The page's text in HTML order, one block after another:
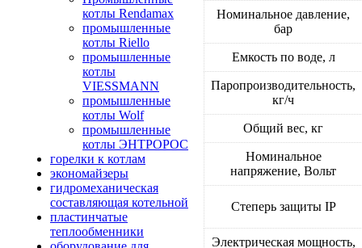
котлы Rendamax
промышленные
котлы Riello
промышленные
котлы
VIESSMANN
промышленные
котлы Wolf
промышленные
котлы ЭНТРОРОС
горелки к котлам
экономайзеры
гидромеханическая
составляющая котельной
пластинчатые
теплообменники
Номинальное давление,
бар
Емкость по воде, л
Паропроизводительность,
кг/ч
Общий вес, кг
Номинальное
напряжение, Вольт
Степерь защиты IP
Электрическая мощность,